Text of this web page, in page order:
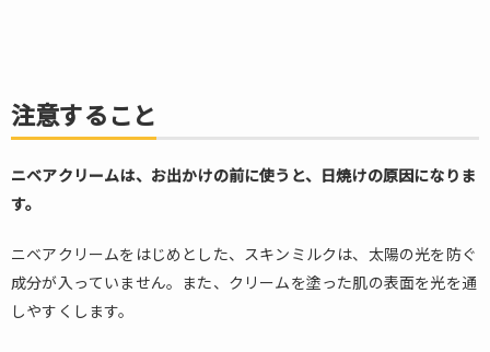
注意すること
ニベアクリームは、お出かけの前に使うと、日焼けの原因になりま
す。
ニベアクリームをはじめとした、スキンミルクは、太陽の光を防ぐ
成分が入っていません。また、クリームを塗った肌の表面を光を通
しやすくします。